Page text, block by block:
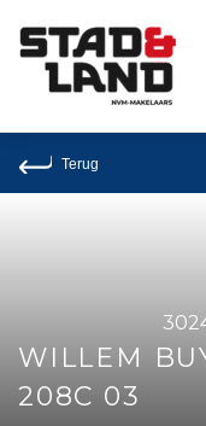
Terug
WILLEM
208C 03